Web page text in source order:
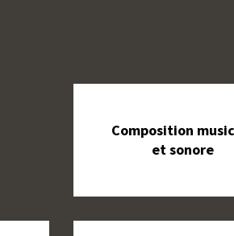
Composition
et sonore